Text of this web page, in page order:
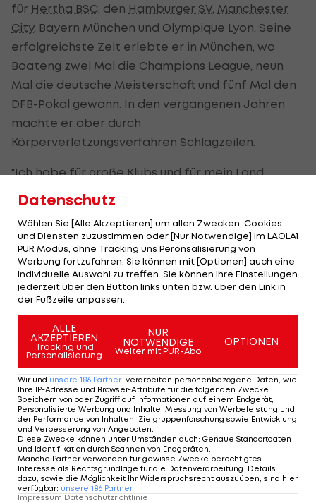
für Hertha BSC , den Hamburger SV Manchester
City, Bayern München und Olympique Lyon. Seine
erfolgreichste Zeit erlebte er in München, wo
Boateng zwei Mal die Champions League, neun
Mal die deutsche Meisterschaft und fünf Mal den
DFB-Pokal gewann. In den vergangenen Jahren
machte er aber durch
Körperverletzungsverfahren Schlagzeilen.
"Ich habe für große Klubs und für mein Land
gespielt, gelernt, gewonnen, verloren und bin
daran gewachsen", sagte Boateng in einer
Videobotschaft. Der Fußball habe ihm „eine
Menge gegeben", jetzt sei es Zeit, weiterzuziehen,
nicht aus Zwang, sondern aus Überzeugung.
Sieh dir diesen Beitrag auf Instagram an
Datenschutz
Wählen Sie [Alle Akzeptieren] um allen Zwecken, Cookies
und Diensten zuzustimmen oder [Nur Notwendige] im LAOLA1
PUR Modus, ohne Tracking uns Peronsalisierung von
Werbung fortzufahren. Sie können mit [Optionen] auch eine
individuelle Auswahl zu treffen. Sie können Ihre Einstellungen
jederzeit über den Button links unten bzw. über den Link in
der Fußzeile anpassen.
ALLE
AKZEPTIEREN
Tracking und
Personalisierung
NUR
NOTWENDIGE
Weiter mit PUR-Abo
OPTIONEN
Wir und unsere 186 Partner verarbeiten personenbezogene Daten, wie
Ihre IP-Adresse und Browser-Attribute für die folgenden Zwecke:
Speichern von oder Zugriff auf Informationen auf einem Endgerät;
Personalisierte Werbung und Inhalte, Messung von Werbeleistung und
der Performance von Inhalten, Zielgruppenforschung sowie Entwicklung
und Verbesserung von Angeboten.
Diese Zwecke können unter Umständen auch: Genaue Standortdaten
und Identifikation durch Scannen von Endgeräten.
Manche Partner verwenden für gewisse Zwecke berechtigtes
Interesse als Rechtsgrundlage für die Datenverarbeitung. Details
dazu, sowie die Möglichkeit Ihr Widerspruchsrecht auszuüben, sind hier
verfügbar: unsere 186 Partner
Impressum Datenschutzrichtlinie